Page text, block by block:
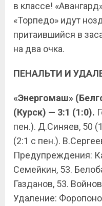
в классе!
«Торпедо» идут
притаившийся в
на два очка.
ПЕНАЛЬТИ И
«Энергомаш»
(Курск) — 3:1 (1:0).
пен.). Д.Синяев, 50
(2:1 с пен.).
Предупреждения:
Семейкин, 53.
Газданов, 53.
Удаление: